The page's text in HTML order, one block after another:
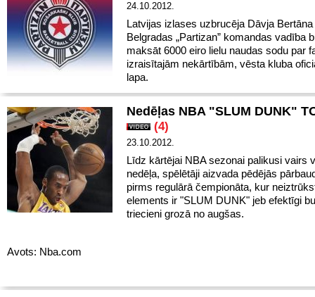
24.10.2012.
Latvijas izlases uzbrucēja Dāvja
Belgradas „Partizan” komandas vadība
maksāt 6000 eiro lielu naudas sodu par
izraisītajām nekārtībām, vēsta kluba
lapa.
Nedēļas NBA "SLUM DUNK"
(4)
23.10.2012.
Līdz kārtējai NBA sezonai palikusi vairs
nedēļa, spēlētāji aizvada pēdējās
pirms regulārā čempionāta, kur
elements ir "SLUM DUNK" jeb efektīgi
triecieni grozā no augšas.
Avots: Nba.com